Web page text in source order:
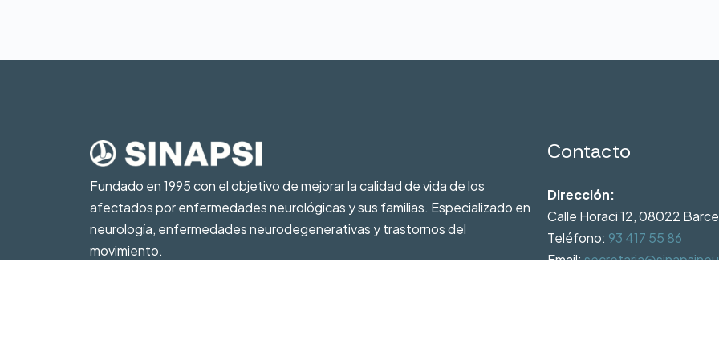
Fundado en 1995 con el objetivo de mejorar la calidad de vida de los
afectados por enfermedades neurológicas y sus familias. Especializado en
neurología, enfermedades neurodegenerativas y trastornos del
movimiento.
Contacto
Dirección:
Calle Horaci 12, 08022
Teléfono: 93 417 55 86
Email: